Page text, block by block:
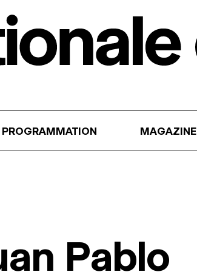
PROGRAMMATION MAGAZINE
Pablo